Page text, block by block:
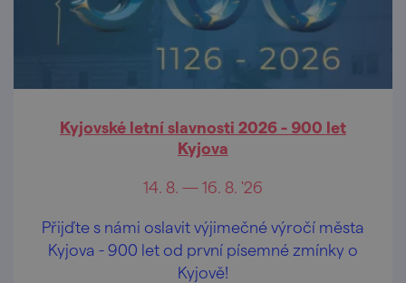
Kyjovské letní slavnosti 2026 - 900 let
Kyjova
14. 8. — 16. 8. '26
Přijďte s námi oslavit výjimečné výročí města
Kyjova - 900 let od první písemné zmínky o
Kyjově!